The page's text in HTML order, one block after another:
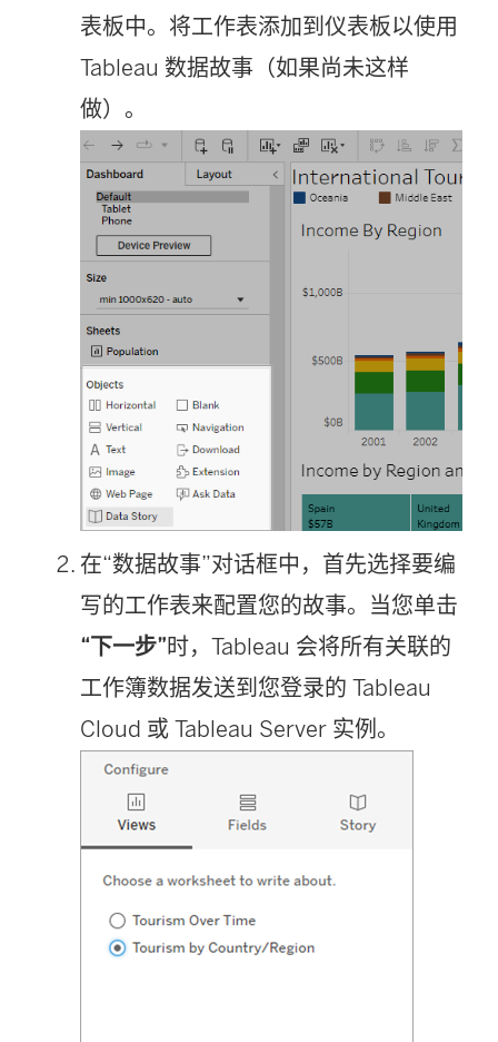
表板中。将工作表添加到仪表板以使用
Tableau 数据故事（如果尚未这样
做）。
在“数据故事”对话框中，首先选择要编
写的工作表来配置您的故事。当您单击
“下一步”时，Tableau 会将所有关联的
工作簿数据发送到您登录的 Tableau
Cloud 或 Tableau Server 实例。